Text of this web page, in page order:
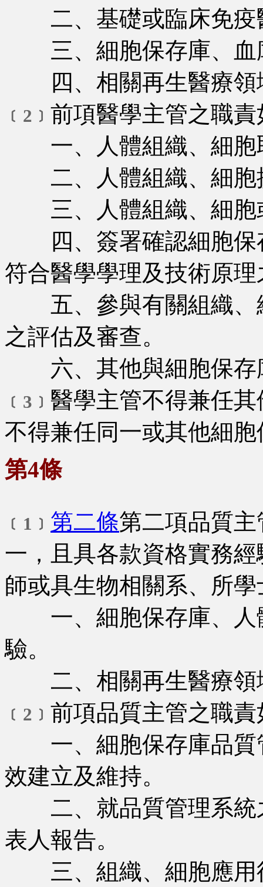
二、基礎或臨床免疫
三、細胞保存庫、血
四、相關再生醫療領
﹝2﹞ 前項醫學主管之職責
一、人體組織、細胞
二、人體組織、細胞
三、人體組織、細胞
四、簽署確認細胞保
符合醫學學理及技術原
五、參與有關組織、
之評估及審查。
六、其他與細胞保存
﹝3﹞ 醫學主管不得兼任
不得兼任同一或其他細
第4條
﹝1﹞ 第二條第二項品質
一，且具各款資格實務
師或具生物相關系、所
一、細胞保存庫、人
驗。
二、相關再生醫療領
﹝2﹞ 前項品質主管之職責
一、細胞保存庫品質
效建立及維持。
二、就品質管理系統
表人報告。
三、組織、細胞應用